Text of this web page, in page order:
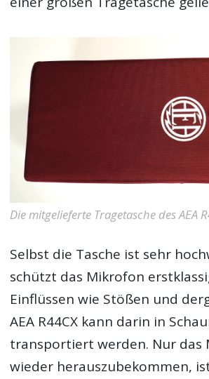
Die mitgelieferte Tragetasche des AEA
Selbst die Tasche ist sehr
schützt das Mikrofon
Einflüssen wie Stößen und
AEA R44CX kann darin in
transportiert werden. Nur das
wieder herauszubekommen,